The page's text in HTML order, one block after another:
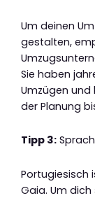
Um deinen
gestalten,
Sie haben
Umzügen
der Planung
Tipp 3:
Portugiesisch
Gaia. Um